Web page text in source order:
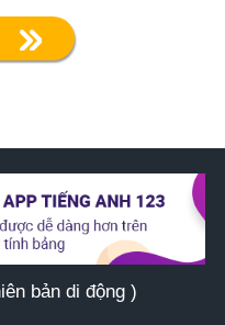
bản di động )